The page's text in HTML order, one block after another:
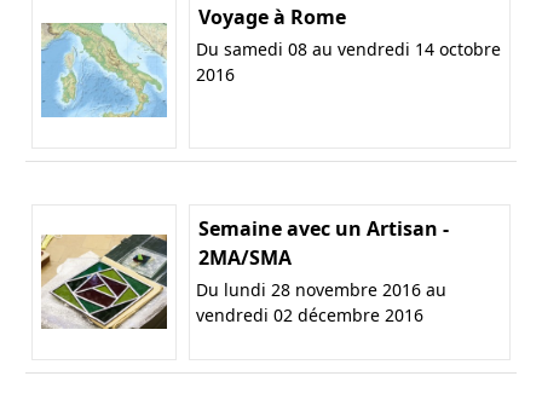
Voyage à Rome
Du samedi 08 au vendredi 14 octobre
2016
Semaine avec un Artisan -
2MA/SMA
Du lundi 28 novembre 2016 au
vendredi 02 décembre 2016